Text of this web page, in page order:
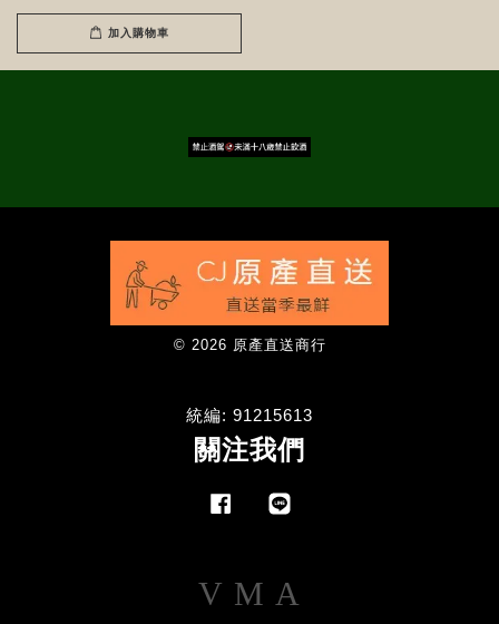
加入購物車
© 2026 原產直送商行
統編: 91215613
關注我們
Facebook
Visa Master